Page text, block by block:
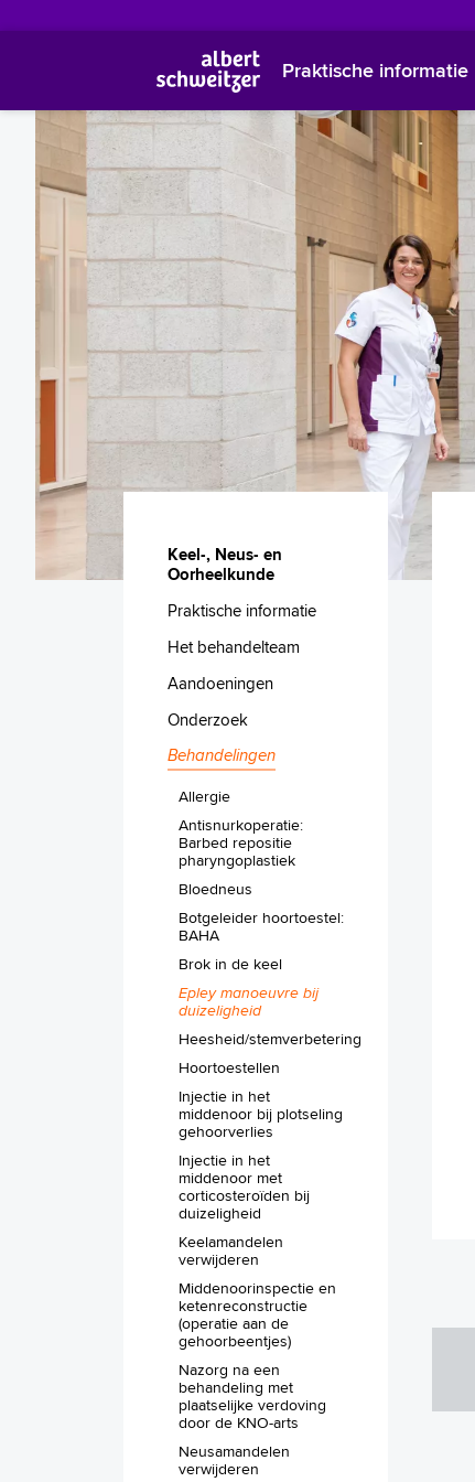
Praktische informatie
Keel-, Neus- en
Oorheelkunde
Praktische informatie
Het behandelteam
Aandoeningen
Onderzoek
Behandelingen
Allergie
Antisnurkoperatie:
Barbed repositie
pharyngoplastiek
Bloedneus
Botgeleider hoortoestel:
BAHA
Brok in de keel
Epley manoeuvre bij
duizeligheid
Heesheid/stemverbetering
Hoortoestellen
Injectie in het
middenoor bij plotseling
gehoorverlies
Injectie in het
middenoor met
corticosteroïden bij
duizeligheid
Keelamandelen
verwijderen
Middenoorinspectie en
ketenreconstructie
(operatie aan de
gehoorbeentjes)
Nazorg na een
behandeling met
plaatselijke verdoving
door de KNO-arts
Neusamandelen
verwijderen